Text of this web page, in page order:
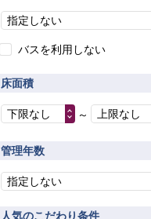
指定しない
バスを利用しない
床面積
下限なし ～ 上限なし
管理年数
指定しない
人気のこだわり条件